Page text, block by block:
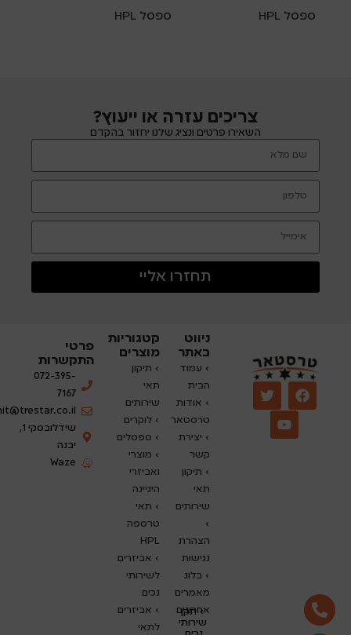
ספסל HPL ספסל HPL
צריכים עזרה או ייעוץ?
השאירו פרטים ונציג שלנו יחזור בהקדם
תחזרו אליי
ניווט
באתר
› עמוד
הבית
› אודות
טרסטאר
› יצירת
קשר
› תיקון
תאי
שירותים
›
הצהרת
נגישות
› בלוג
מאמרים
אחרונים
› תקן
שירותי
קטגוריות
מוצרים
› תיקון
תאי
שירותים
›לוקרים
› ספסלים
› מוצרי
ואביזרי
היגיינה
› תאי
טרספה
HPL
› אביזרים
לשירותי
נכים
› אביזרים
לתאי
פרטי
התקשרות
072-395-
7167
שידלובסקי 1,
יבנה
Waze